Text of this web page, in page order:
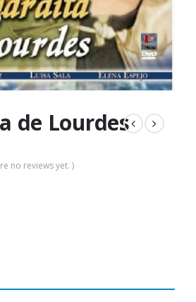
de Lourdes
no reviews yet. )